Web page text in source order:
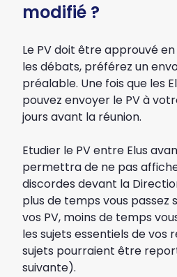
modifié ?
Le PV doit être approuvé
les débats, préférez un
préalable. Une fois que les
pouvez envoyer le PV à
jours avant la réunion.
Etudier le PV entre Elus
permettra de ne pas
discordes devant la
plus de temps vous passez
vos PV, moins de temps
les sujets essentiels de vos
sujets pourraient être
suivante).